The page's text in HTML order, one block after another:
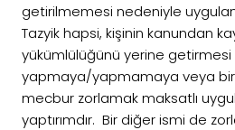
getirilmemesi nedeniyle
Tazyik hapsi, kişinin kanundan
yükümlülüğünü yerine getirmesi
yapmaya/yapmamaya veya
mecbur zorlamak maksatlı
yaptırımdır. Bir diğer ismi de